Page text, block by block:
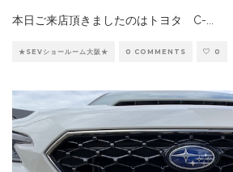
本日ご来店頂きましたのはトヨタ C-
★SEVショールーム大阪★ 0 COMMENTS 0